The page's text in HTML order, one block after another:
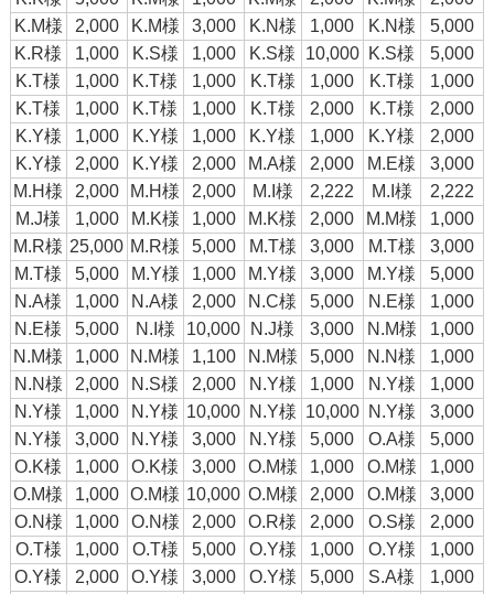
K.M様
2,000 K.M様 3,000 K.N様 1,000 K.N様
5,000
K.R様
1,000 K.S様 1,000 K.S様 10,000 K.S様
5,000
K.T様
1,000 K.T様 1,000 K.T様 1,000 K.T様
1,000
K.T様
1,000 K.T様 1,000 K.T様 2,000 K.T様
2,000
K.Y様
1,000 K.Y様 1,000 K.Y様 1,000 K.Y様
2,000
K.Y様
2,000 K.Y様 2,000 M.A様 2,000 M.E様
3,000
M.H様
2,000 M.H様 2,000 M.I様 2,222 M.I様
2,222
M.J様
1,000 M.K様 1,000 M.K様 2,000 M.M様
1,000
M.R様 25,000 M.R様 5,000 M.T様 3,000 M.T様
3,000
M.T様
5,000 M.Y様 1,000 M.Y様 3,000 M.Y様
5,000
N.A様
1,000 N.A様 2,000 N.C様 5,000 N.E様
1,000
N.E様
5,000 N.I様 10,000 N.J様 3,000 N.M様
1,000
N.M様
1,000 N.M様 1,100 N.M様 5,000 N.N様
1,000
N.N様
2,000 N.S様 2,000 N.Y様 1,000 N.Y様
1,000
N.Y様
1,000 N.Y様 10,000 N.Y様 10,000 N.Y様
3,000
N.Y様
3,000 N.Y様 3,000 N.Y様 5,000 O.A様
5,000
O.K様
1,000 O.K様 3,000 O.M様 1,000 O.M様
1,000
O.M様
1,000 O.M様 10,000 O.M様 2,000 O.M様
3,000
O.N様
1,000 O.N様 2,000 O.R様 2,000 O.S様
2,000
O.T様
1,000 O.T様 5,000 O.Y様 1,000 O.Y様
1,000
O.Y様
2,000 O.Y様 3,000 O.Y様 5,000 S.A様
1,000